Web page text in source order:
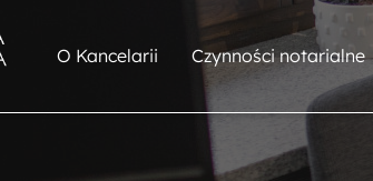
O Kancelarii Czynności notarialne